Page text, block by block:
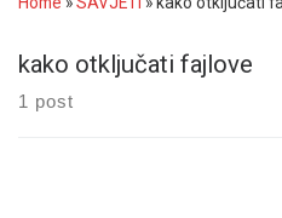
kako otključati fajlove
1 post